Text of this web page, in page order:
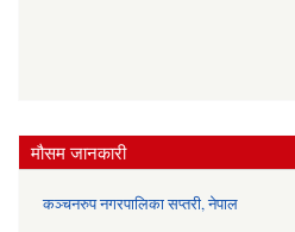
मौसम जानकारी
कञ्चनरुप नगरपालिका सप्तरी, नेपाल